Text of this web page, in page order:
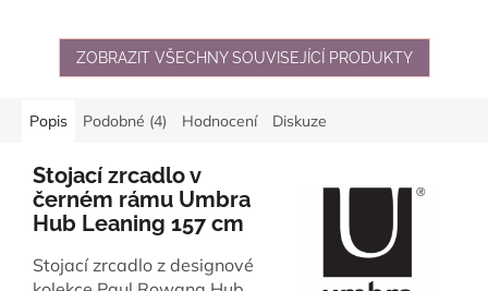
ZOBRAZIT VŠECHNY SOUVISEJÍCÍ PRODUKTY
Popis Podobné (4) Hodnocení Diskuze
Stojací zrcadlo v
černém rámu Umbra
Hub Leaning 157 cm
Stojací zrcadlo z designové